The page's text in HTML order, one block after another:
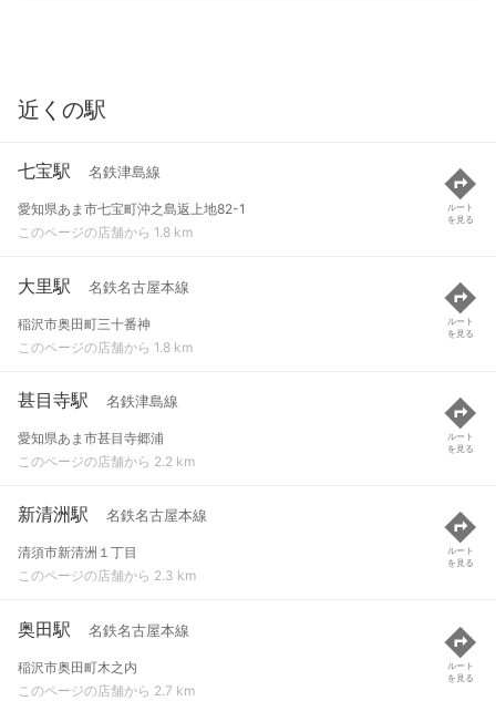
近くの駅
七宝駅 名鉄津島線
愛知県あま市七宝町沖之島返上地82-1
このページの店舗から 1.8 km
ルート
を見る
大里駅 名鉄名古屋本線
稲沢市奥田町三十番神
このページの店舗から 1.8 km
ルート
を見る
甚目寺駅 名鉄津島線
愛知県あま市甚目寺郷浦
このページの店舗から 2.2 km
ルート
を見る
新清洲駅 名鉄名古屋本線
清須市新清洲１丁目
このページの店舗から 2.3 km
ルート
を見る
奥田駅 名鉄名古屋本線
稲沢市奥田町木之内
このページの店舗から 2.7 km
ルート
を見る